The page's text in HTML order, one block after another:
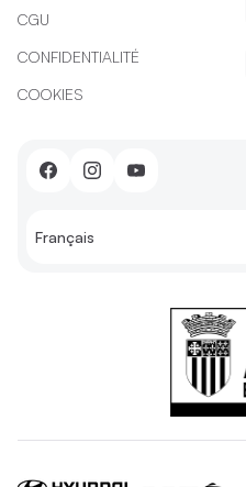
CGU
CONFIDENTIALITÉ
COOKIES
Français